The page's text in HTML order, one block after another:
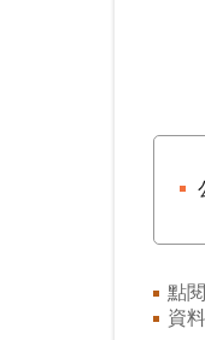
點
資